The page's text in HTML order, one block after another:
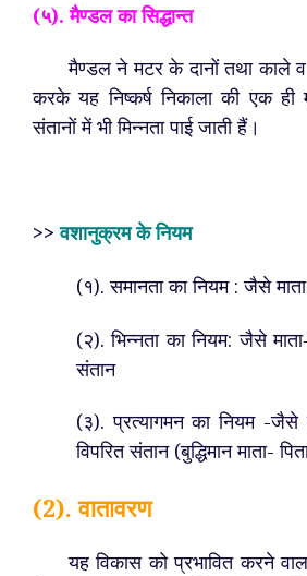
(५). मैण्डल का सिद्धान्त
मैण्डल ने मटर के दानों तथा काले व
करके यह निष्कर्ष निकाला की एक ही
संतानों में भी मिन्नता पाई जाती हैं।
>>वशानुक्रम के नियम
(१). समानता का नियम : जैसे
(२). भिन्नता का नियम: जैसे
संतान
(३). प्रत्यागमन का नियम -जैसे
विपरित संतान (बुद्धिमान माता-
(2). वातावरण
यह विकास को प्रभावित करने